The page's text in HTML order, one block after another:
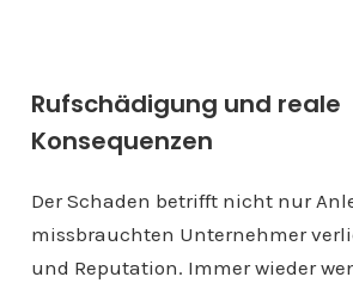
Rufschädigung und reale
Konsequenzen
Der Schaden betrifft nicht nur
missbrauchten Unternehmer
und Reputation. Immer wieder